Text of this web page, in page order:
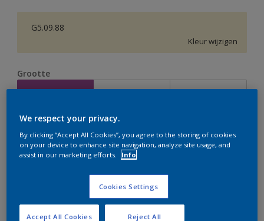
G5.09.88
Kleur wijzigen
Grootte
2,5 L 5 L 10 L
Verfcalculator
Bereken
Op dit moment is het niet mogelijk dit product online
te bestellen. Houd de website in de gaten, we werken
er hard aan om de voorraad aan te vullen.
We respect your privacy.
By clicking “Accept All Cookies”, you agree to the storing of cookies
on your device to enhance site navigation, analyze site usage, and
assist in our marketing efforts.
Info
Cookies Settings
Reject All
Accept All Cookies